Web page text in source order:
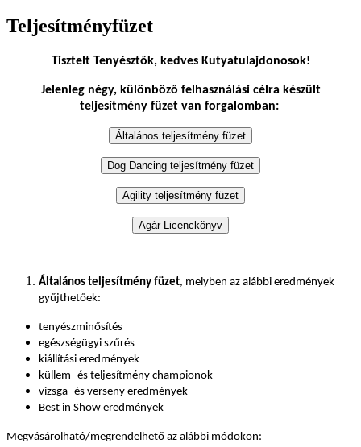
Teljesítményfüzet
Tisztelt Tenyésztők, kedves Kutyatulajdonosok!
Jelenleg négy, különböző felhasználási célra készült
teljesítmény füzet van forgalomban:
Általános teljesítmény füzet, melyben az alábbi eredmények
gyűjthetőek:
tenyészminősítés
egészségügyi szűrés
kiállítási eredmények
küllem- és teljesítmény championok
vizsga- és verseny eredmények
Best in Show eredmények
Megvásárolható/megrendelhető az alábbi módokon: